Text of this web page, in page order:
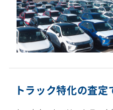
トラック特化の査